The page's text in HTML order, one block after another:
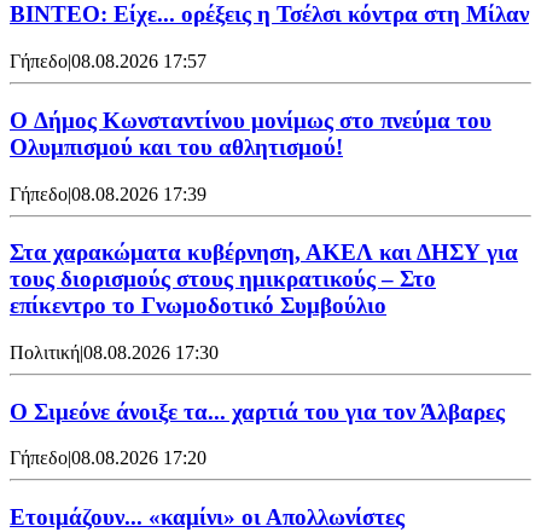
BINTEO: Είχε... ορέξεις η Τσέλσι κόντρα στη Μίλαν
Γήπεδο|08.08.2026 17:57
O Δήμος Κωνσταντίνου μονίμως στο πνεύμα του
Ολυμπισμού και του αθλητισμού!
Γήπεδο|08.08.2026 17:39
Στα χαρακώματα κυβέρνηση, ΑΚΕΛ και ΔΗΣΥ για
τους διορισμούς στους ημικρατικούς – Στο
επίκεντρο το Γνωμοδοτικό Συμβούλιο
Πολιτική|08.08.2026 17:30
Ο Σιμεόνε άνοιξε τα... χαρτιά του για τον Άλβαρες
Γήπεδο|08.08.2026 17:20
Ετοιμάζουν... «καμίνι» οι Απολλωνίστες